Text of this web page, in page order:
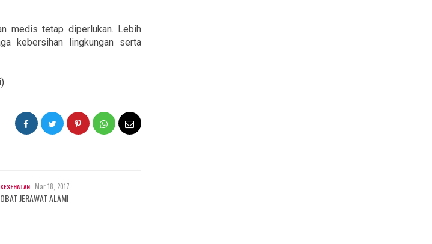
medis tetap diperlukan. Lebih
kebersihan lingkungan serta
KESEHATAN Mar 18, 2017
OBAT JERAWAT ALAMI